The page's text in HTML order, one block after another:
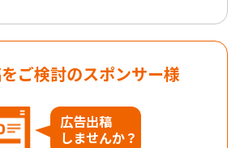
ご検討のスポンサー様
広告出稿
しませんか？